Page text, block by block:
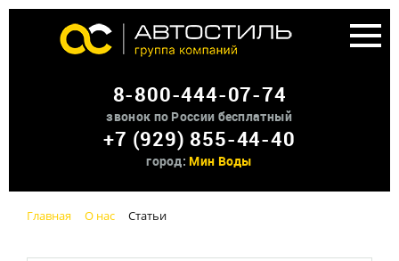
Аренда доп оборудования
О нас
Контакты
8-800-444-07-74
звонок по России бесплатный
+7 (929) 855-44-40
город: Мин Воды
Главная О нас Статьи